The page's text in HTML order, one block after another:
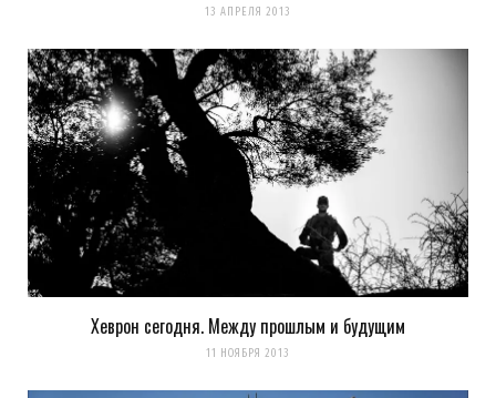
13 АПРЕЛЯ 2013
Хеврон сегодня. Между прошлым и будущим
11 НОЯБРЯ 2013